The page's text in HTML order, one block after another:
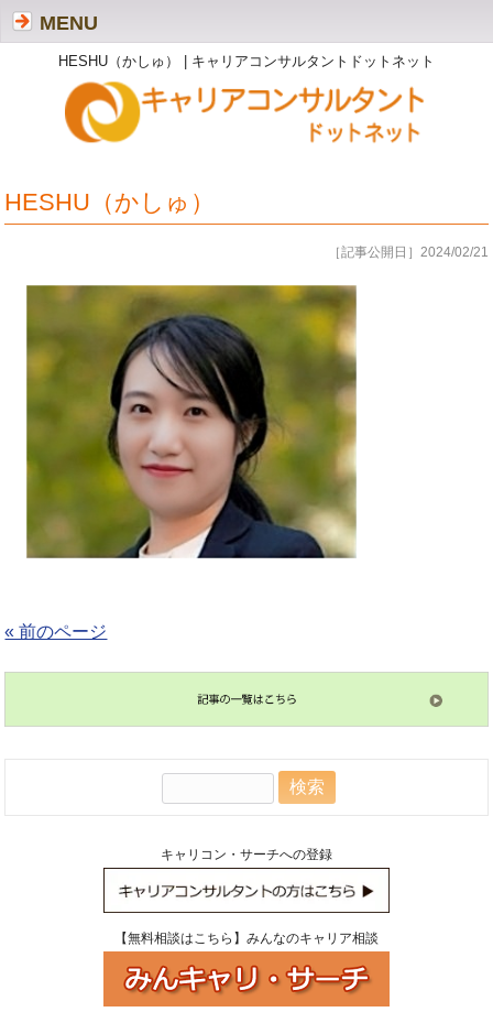
HESHU（かしゅ） | キャリアコンサルタントドットネット
MENU
HESHU（かしゅ）
［記事公開日］2024/02/21
« 前のページ
キャリコン・サーチへの登録
【無料相談はこちら】みんなのキャリア相談